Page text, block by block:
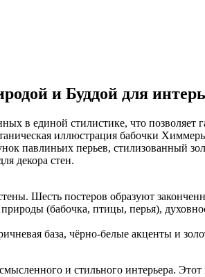
и Буддой для
в единой стилистике, что
иллюстрация бабочки
павлиньих перьев, стилизованный
декора стен.
Шесть постеров образуют
(бабочка, птицы, перья),
база, чёрно-белые акценты и
и стильного интерьера. Этот